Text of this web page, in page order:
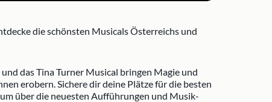
die schönsten Musicals Österreichs und
das Tina Turner Musical bringen Magie und
erobern. Sichere dir deine Plätze für die besten
über die neuesten Aufführungen und Musik-